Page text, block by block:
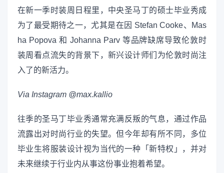
在新一季时装周日程里，中央圣马丁的硕士毕业秀成
为了最受期待之一，尤其是在因 Stefan Cooke、Mas
ha Popova 和 Johanna Parv 等品牌缺席导致伦敦时
装周看点流失的背景下，新兴设计师们为伦敦时尚注
入了的新活力。
Via Instagram @max.kallio
往季的圣马丁毕业秀通常充满反叛的气息，通过作品
流露出对时尚行业的失望。但今年却有所不同，多位
毕业生将服装设计视为当代的一种「新特权」，并对
未来继续于行业内从事这份事业抱着希望。